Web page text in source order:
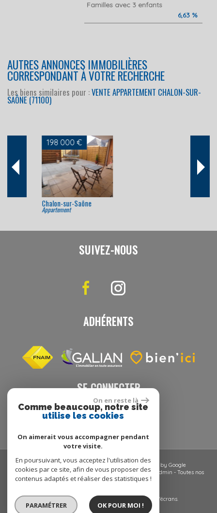
Familles avec 3 enfants
6,63 %
AUTRES ANNONCES IMMOBILIÈRES
CORRESPONDANT À VOTRE RECHERCHE
Les biens similaires pour :VENTE APPARTEMENT CHALON-SUR-
SAÔNE (71100)
229 000 €
Chalon-sur-Saône
Appartement
SUIVEZ-NOUS
ADHÉRENTS
SE CONNECTER
Espace propriétaire
© 2026 | Tous droits réservés | Traduction powered by Google
Plan du site-Mentions légales- Nos honoraires- Liens Admin - Toutes nos
annonces-Politique RGPD
un seul site adaptable à tous les types d'écrans.
On en reste là
Comme beaucoup, notre site
utilise les cookies
On aimerait vous accompagner pendant
votre visite.
En poursuivant, vous acceptez l'utilisation des
cookies par ce site, afin de vous proposer des
contenus adaptés et réaliser des statistiques !
PARAMÉTRER OK POUR MOI !